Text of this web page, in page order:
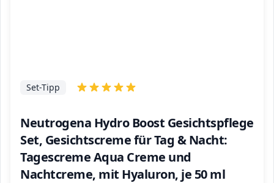
Neutrogena Hydro Boost Gesichtspflege
Set, Gesichtscreme für Tag & Nacht:
Tagescreme Aqua Creme und
Nachtcreme, mit Hyaluron, je 50 ml
Set-Tipp